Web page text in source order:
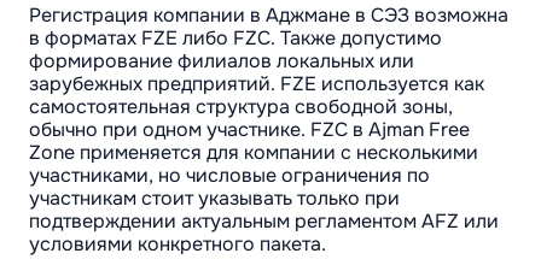
Регистрация компании в Аджмане в СЭЗ возможна
в форматах FZE либо FZC. Также допустимо
формирование филиалов локальных или
зарубежных предприятий. FZE используется как
самостоятельная структура свободной зоны,
обычно при одном участнике. FZC в Ajman Free
Zone применяется для компании с несколькими
участниками, но числовые ограничения по
участникам стоит указывать только при
подтверждении актуальным регламентом AFZ или
условиями конкретного пакета.